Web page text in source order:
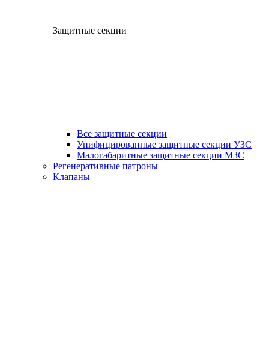
Защитные секции
Все защитные секции
Унифицированные защитные секции УЗС
Малогабаритные защитные секции МЗС
Регенеративные патроны
Клапаны